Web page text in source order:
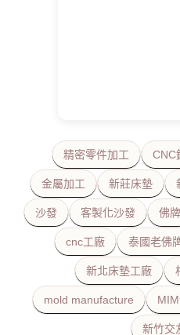
精密零件加工 CNC
金屬加工 新莊床墊
沙發 客製化沙發 佛牌
cnc工廠 泰國老佛
新北床墊工廠
mold manufacture
新竹交